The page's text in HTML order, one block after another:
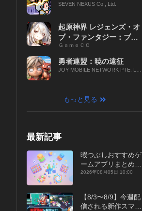
SEVEN NEXUS Co., Ltd.
起原神界 レジェンズ・オ
ブ・ファンタジー：ブレ
イブ X
ＧａｍｅＣＣ
勇者連盟：暁の遠征
JOY MOBILE NETWORK PTE. LT
もっと見る
最新記事
暇つぶしおすすめゲ
ームアプリまとめ｜
オフライン対応あり
2026年08月05日 10:00
【8/3〜8/9】今週配
信される新作スマホ